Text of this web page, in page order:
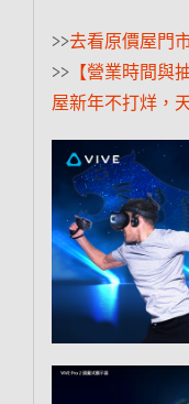
>>去看原價屋門
>>【營業時間與
屋新年不打烊，